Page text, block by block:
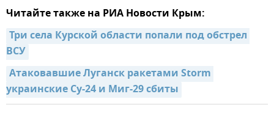
Читайте также на РИА Новости Крым:
Три села Курской области попали под обстрел
ВСУ
Атаковавшие Луганск ракетами Storm
украинские Су-24 и Миг-29 сбиты